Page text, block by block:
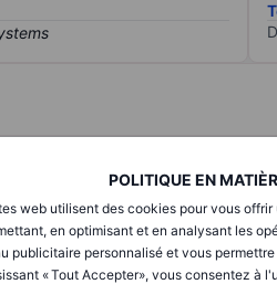
POLITIQUE EN
web utilisent des cookies pour vous
en optimisant et en analysant les
publicitaire personnalisé et vous
« Tout Accepter», vous consentez à